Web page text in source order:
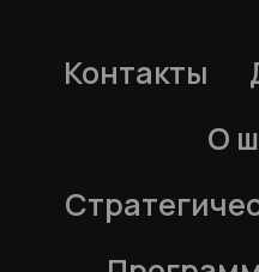
Контакты
О